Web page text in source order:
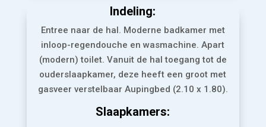
Indeling:
Entree naar de hal. Moderne badkamer met
inloop-regendouche en wasmachine. Apart
(modern) toilet. Vanuit de hal toegang tot de
ouderslaapkamer, deze heeft een groot met
gasveer verstelbaar Aupingbed (2.10 x 1.80).
Slaapkamers: